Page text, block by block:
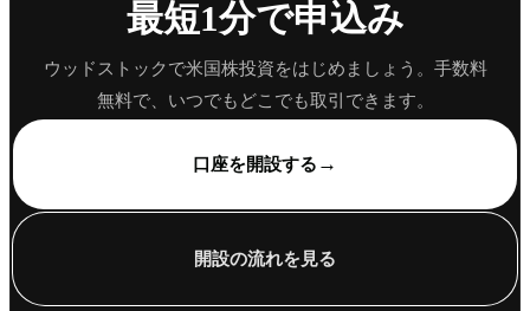
最短1分で申込み
ウッドストックで米国株投資をはじめましょう。手数料
無料で、いつでもどこでも取引できます。
口座を開設する →
開設の流れを見る